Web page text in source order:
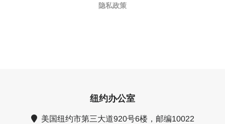
隐私政策
纽约办公室
美国纽约市第三大道920号6楼，邮编10022